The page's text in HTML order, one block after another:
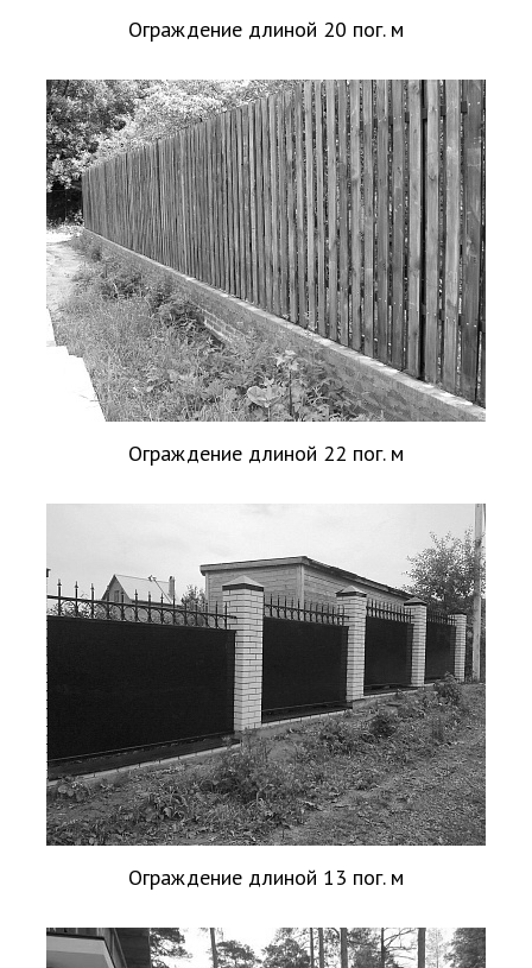
Ограждение длиной 20 пог. м
Ограждение длиной 22 пог. м
Ограждение длиной 13 пог. м